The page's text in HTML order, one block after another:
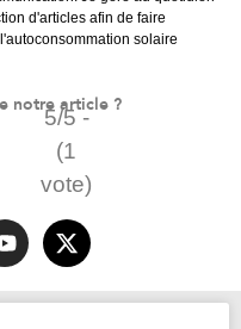
d'articles afin de faire
solaire
notre article ?
5/5 -
(1
vote)